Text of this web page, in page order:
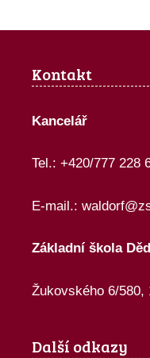
Kontakt
Kancelář
Tel.: +420/777 228
E-mail.:
Základní škola
Žukovského 6/580,
Další odkazy